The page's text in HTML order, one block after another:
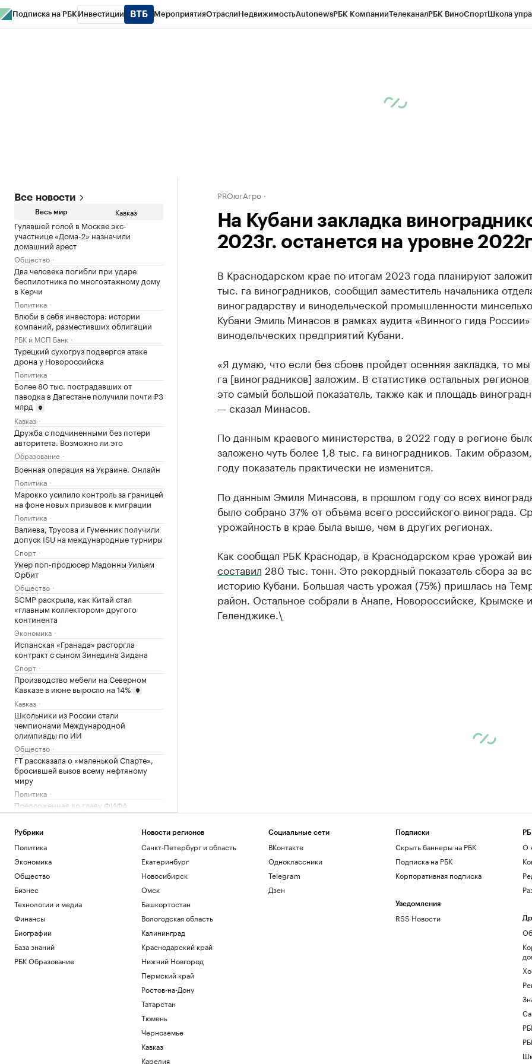
Подписка на РБК Инвестиции МероприятияОтраслиНедвижимостьAutonewsРБК КомпанииТелеканалРБК ВиноСпортШкола
Все новости
Весь мир Кавказ
Гулявшей голой в Москве экс-
участнице «Дома-2» назначили
домашний арест
Общество
Два человека погибли при ударе
беспилотника по многоэтажному дому
в Керчи
Политика
Влюби в себя инвестора: истории
компаний, разместивших облигации
РБК и МСП Банк
Турецкий сухогруз подвергся атаке
дрона у Новороссийска
Политика
Более 80 тыс. пострадавших от
паводка в Дагестане получили почти ₽3
млрд
Кавказ
Дружба с подчиненными без потери
авторитета. Возможно ли это
Образование
Военная операция на Украине. Онлайн
Политика
Марокко усилило контроль за границей
на фоне новых призывов к миграции
Политика
Валиева, Трусова и Гуменник получили
допуск ISU на международные турниры
Спорт
Умер поп-продюсер Мадонны Уильям
Орбит
Общество
SCMP раскрыла, как Китай стал
«главным коллектором» другого
континента
Экономика
Испанская «Гранада» расторгла
контракт с сыном Зинедина Зидана
Спорт
Производство мебели на Северном
Кавказе в июне выросло на 14%
Кавказ
Школьники из России стали
чемпионами Международной
олимпиады по ИИ
Общество
FT рассказала о «маленькой Спарте»,
бросившей вызов всему нефтяному
миру
Политика
Предложенная во главу ФИФА
норвежка призвала Инфантино уйти в
Спорт
Финляндия закрыла проходы для дичи
на границе с Россией
Общество
Что нового построят на Ходынском
поле
РБК и Stone
Чему и как сегодня учат топ-
менеджеров: тренды EdTech для
управленцев
Образование
Как металлургия и горная добыча стали
главными драйверами реального ESG
PROюгАгро
На Кубани закладка
2023г. останется на уровне
В Краснодарском крае по итогам 2023 года планируют
тыс. га виноградников, сообщил заместитель начальника
виноградарству и винодельческой промышленности
Кубани Эмиль Минасов в рамках аудита «Винного гида России»
винодельческих предприятий Кубани.
«Я думаю, что если без сбоев пройдет осенняя закладка, то мы
га [виноградников] заложим. В статистике остальных
это самый большой показатель, также как и площадь
— сказал Минасов.
По данным краевого министерства, в 2022 году в регионе
заложено чуть более 1,8 тыс. га виноградников. Таким
году показатель практически не изменится.
По данным Эмиля Минасова, в прошлом году со всех
было собрано 37% от объема всего российского винограда.
урожайность в крае была выше, чем в других регионах.
Как сообщал РБК Краснодар, в Краснодарском крае урожай
составил 280 тыс. тонн. Это рекордный показатель сбора за
историю Кубани. Большая часть урожая (75%) пришлась на
район. Остальное собрали в Анапе, Новороссийске, Крымске и
Геленджике.\
Рубрики
Политика
Экономика
Общество
Бизнес
Технологии и медиа
Финансы
Биографии
База знаний
РБК Образование
Новости регионов
Санкт-Петербург и область
Екатеринбург
Новосибирск
Омск
Башкортостан
Вологодская область
Калининград
Краснодарский край
Нижний Новгород
Пермский край
Ростов-на-Дону
Татарстан
Тюмень
Черноземье
Кавказ
Карелия
Социальные сети
ВКонтакте
Одноклассники
Telegram
Дзен
Подписки
Скрыть баннеры на РБК
Подписка на РБК
Корпоративная подписка
Уведомления
RSS Новости
О